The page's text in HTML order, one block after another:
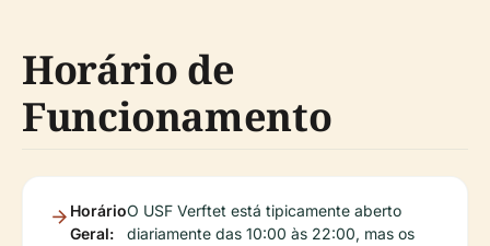
Horário de
Funcionamento
Horário
Geral:
O USF Verftet está tipicamente aberto
diariamente das 10:00 às 22:00, mas os